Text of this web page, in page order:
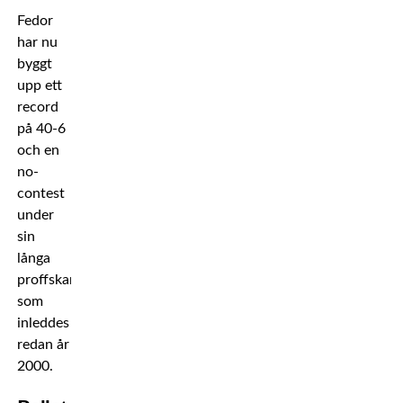
Fedor
har nu
byggt
upp ett
record
på 40-6
och en
no-
contest
under
sin
långa
proffskarriär
som
inleddes
redan år
2000.